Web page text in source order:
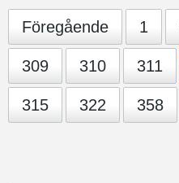
Föregående 1
309 310 311
315 322 358